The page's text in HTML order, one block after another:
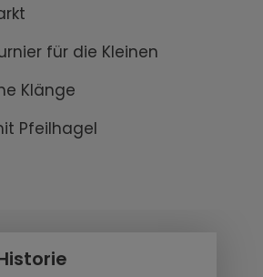
für die Kleinen
Klänge
Pfeilhagel